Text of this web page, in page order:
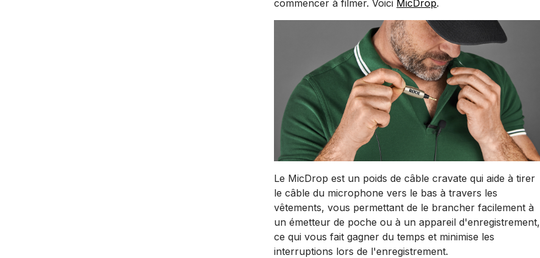
commencer à filmer. Voici MicDrop.
Le MicDrop est un poids de câble cravate qui aide à tirer
le câble du microphone vers le bas à travers les
vêtements, vous permettant de le brancher facilement à
un émetteur de poche ou à un appareil d'enregistrement,
ce qui vous fait gagner du temps et minimise les
interruptions lors de l'enregistrement.